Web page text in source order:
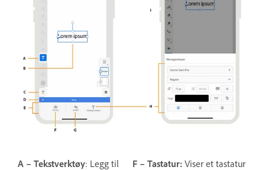
A – Tekstverktøy: Legg til
F – Tastatur: Viser et tastatur